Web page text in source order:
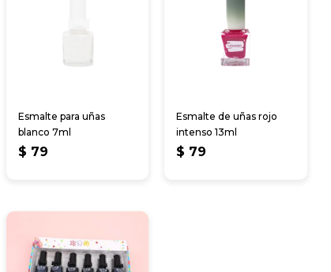
Esmalte para uñas
blanco 7ml
$ 79
Esmalte de uñas rojo
intenso 13ml
$ 79